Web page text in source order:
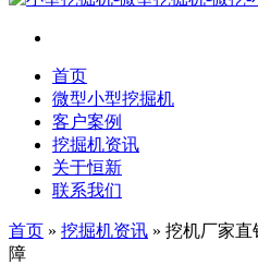
首页
微型小型挖掘机
客户案例
挖掘机资讯
关于恒新
联系我们
首页 » 挖掘机资讯 » 挖机厂家直
障